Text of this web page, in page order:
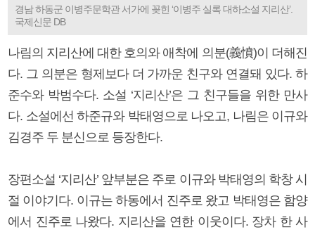
경남 하동군 이병주문학관 서가에 꽂힌 ‘이병주 실록 대하소설 지리산’.
국제신문 DB
나림의 지리산에 대한 호의와 애착에 의분(義憤)이 더해진
다. 그 의분은 형제보다 더 가까운 친구와 연결돼 있다. 하
준수와 박범수다. 소설 ‘지리산’은 그 친구들을 위한 만사
다. 소설에선 하준규와 박태영으로 나오고, 나림은 이규와
김경주 두 분신으로 등장한다.
장편소설 ‘지리산’ 앞부분은 주로 이규와 박태영의 학창 시
절 이야기다. 이규는 하동에서 진주로 왔고 박태영은 함양
에서 진주로 나왔다. 지리산을 연한 이웃이다. 장차 한 사